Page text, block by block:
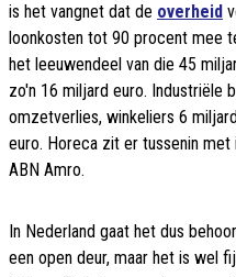
is het vangnet dat de overheid
loonkosten tot 90 procent mee
het leeuwendeel van die 45
zo'n 16 miljard euro. Industriële
omzetverlies, winkeliers 6
euro. Horeca zit er tussenin
ABN Amro.
In Nederland gaat het dus
een open deur, maar het is wel